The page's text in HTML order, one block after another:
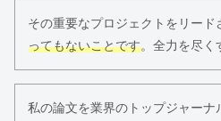
その重要なプロジェクトをリード
ってもないことです。全力を尽く
私の論文を業界のトップジャーナ